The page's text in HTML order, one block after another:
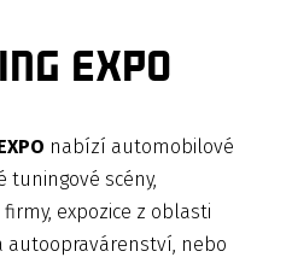
EXPO
nabízí automobilové
tuningové scény,
expozice z oblasti
nebo